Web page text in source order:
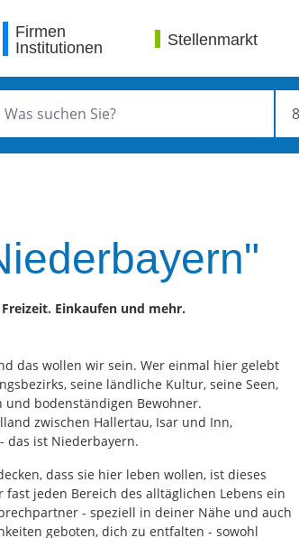
Firmen
Institutionen
Stellenmarkt
Einkaufen und mehr.
das wollen wir sein. Wer einmal hier gelebt
seine ländliche Kultur, seine Seen,
bodenständigen Bewohner.
zwischen Hallertau, Isar und Inn,
das ist Niederbayern.
dass sie hier leben wollen, ist dieses
jeden Bereich des alltäglichen Lebens ein
- speziell in deiner Nähe und auch
geboten, dich zu entfalten - sowohl